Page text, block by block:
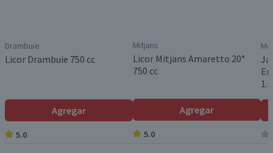
Drambuie
Licor Drambuie 750 cc
Agregar
5.0
Mitjans
Licor Mitjans Amaretto 20°
750 cc
Agregar
5.0
Mel